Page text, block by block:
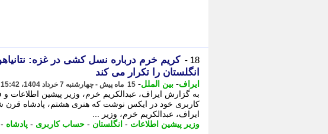
18 -
کریم خرم درباره نسل کشی در غزه:
انگلستان را تکرار می کند
ایراف- بین الملل- 15 ماه پیش - چهارشنبه 7 خرداد 1404، 15:42
به گزارش ایراف، عبدالکریم خرم، وزیر پیشین اطلاعات
کاربری خود در ایکس نوشت که هنری هشتم، پادشاه قرن
ایراف، عبدالکریم خرم، وزیر ...
وزیر پیشین اطلاعات - انگلستان - حساب کاربری - پادشاه -